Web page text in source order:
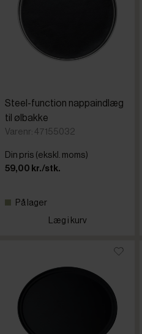
Steel-function nappaindlæg
til ølbakke
Varenr: 47155032
Din pris (ekskl. moms)
59,00 kr./stk.
På lager
Læg i kurv